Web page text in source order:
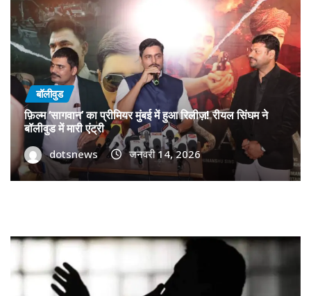
बॉलीवुड
फ़िल्म ‘सागवान’ का प्रीमियर मुंबई में हुआ रिलीज़! रीयल सिंघम ने
बॉलीवुड में मारी एंट्री
dotsnews जनवरी 14, 2026